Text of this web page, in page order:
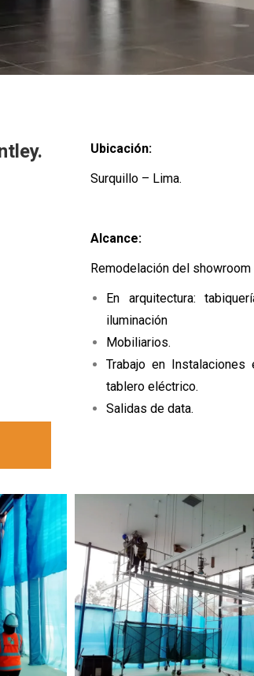
Ubicación:
Surquillo – Lima.
Alcance:
Remodelación del
En arquitectura:
iluminación
Mobiliarios.
Trabajo en
tablero eléctrico.
Salidas de data.